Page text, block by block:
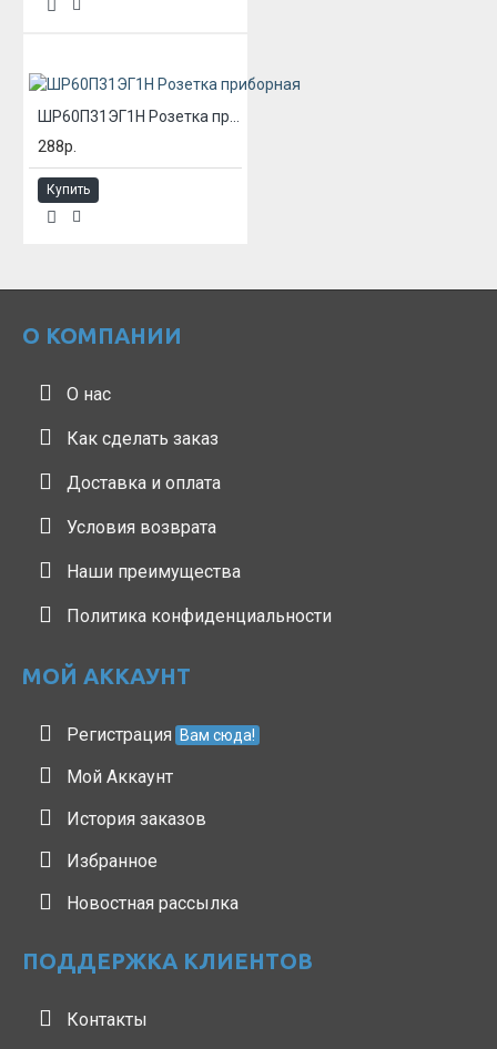
288р.
Купить
О КОМПАНИИ
О нас
Как сделать заказ
Доставка и оплата
Условия возврата
Наши преимущества
Политика конфиденциальности
МОЙ АККАУНТ
Регистрация Вам сюда!
Мой Аккаунт
История заказов
Избранное
Новостная рассылка
ПОДДЕРЖКА КЛИЕНТОВ
Контакты